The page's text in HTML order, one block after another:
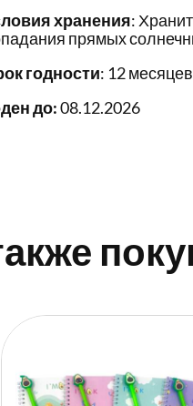
хранения:
прямых
годности: 12 месяцев
до:08.12.2026